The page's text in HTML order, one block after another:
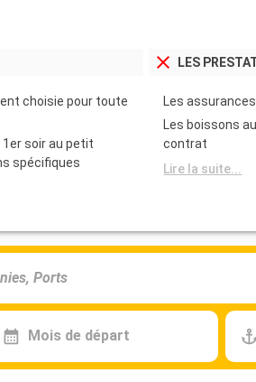
choisie pour toute
1er soir au petit
spécifiques
LES
Les
Les boissons
contrat
Lire la suite...
Mois de départ